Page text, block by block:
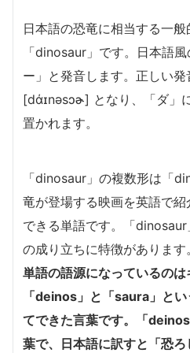
日本語の恐竜に相当する一
「dinosaur」です。日本語
ー」と発音します。正しい発
[dάɪnəsɔɚ] となり、「ダ」
置かれます。
「dinosaur」の複数形は「
竜が登場する映画を英語で
できる単語です。「
の成り立ちに特徴があります。
単語の語源になっているのは
「deinos」と「saura」と
てできた言葉です。「
葉で、日本語に訳すと「恐